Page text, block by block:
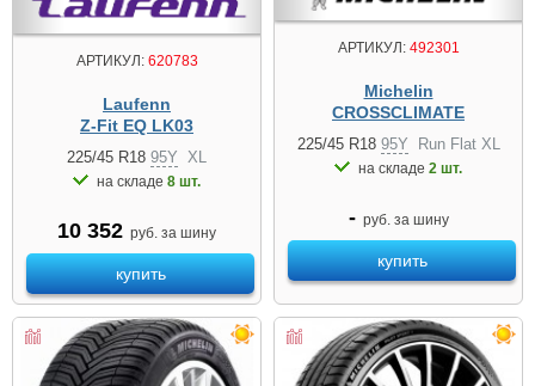
АРТИКУЛ:620783
Laufenn
Z-Fit EQ LK03
225/45 R18 95Y XL
на складе 8 шт.
10 352 руб. за шину
купить
АРТИКУЛ:492301
Michelin
CROSSCLIMATE
225/45 R18 95Y Run Flat XL
на складе 2 шт.
- руб. за шину
купить